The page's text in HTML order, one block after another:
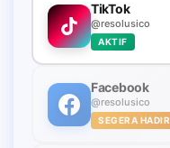
TikTok
@resolusico
AKTIF
Facebook
@resolusico
SEGERA HADIR